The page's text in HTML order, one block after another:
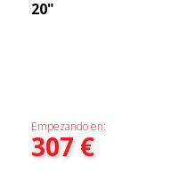
20"
Empezando en:
307€